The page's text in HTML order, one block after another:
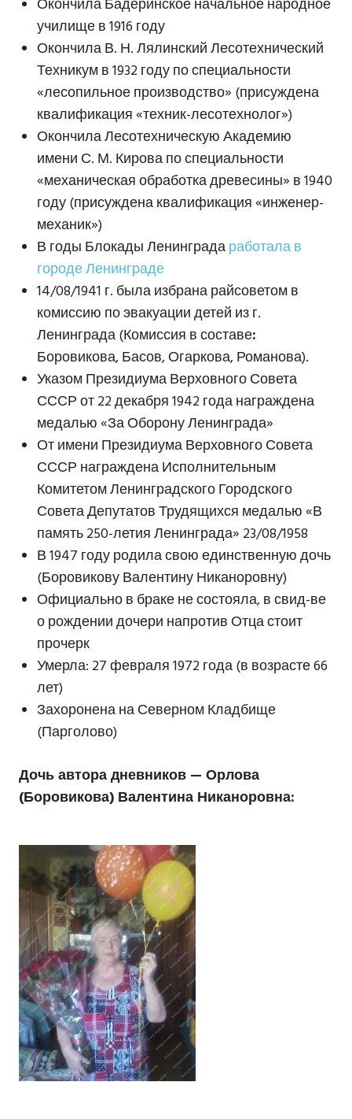
Окончила Бадеринское начальное народное
училище в 1916 году
Окончила В. Н. Лялинский Лесотехнический
Техникум в 1932 году по специальности
«лесопильное производство» (присуждена
квалификация «техник-лесотехнолог»)
Окончила Лесотехническую Академию
имени С. М. Кирова по специальности
«механическая обработка древесины» в 1940
году (присуждена квалификация «инженер-
механик»)
В годы Блокады Ленинградаработала в
городе Ленинграде
14/08/1941 г. была избрана райсоветом в
комиссию по эвакуации детей из г.
Ленинграда (Комиссия в составе:
Боровикова, Басов, Огаркова, Романова).
Указом Президиума Верховного Совета
СССР от 22 декабря 1942 года награждена
медалью «За Оборону Ленинграда»
От имени Президиума Верховного Совета
СССР награждена Исполнительным
Комитетом Ленинградского Городского
Совета Депутатов Трудящихся медалью «В
память 250-летия Ленинграда» 23/08/1958
В 1947 году родила свою единственную дочь
(Боровикову Валентину Никаноровну)
Официально в браке не состояла, в свид-ве
о рождении дочери напротив Отца стоит
прочерк
Умерла: 27 февраля 1972 года (в возрасте 66
лет)
Захоронена на Северном Кладбище
(Парголово)
Дочь автора дневников — Орлова
(Боровикова) Валентина Никаноровна: